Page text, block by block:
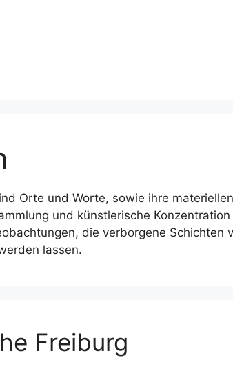
Orte und Worte, sowie ihre
und künstlerische
die verborgene Schichten
lassen.
Freiburg